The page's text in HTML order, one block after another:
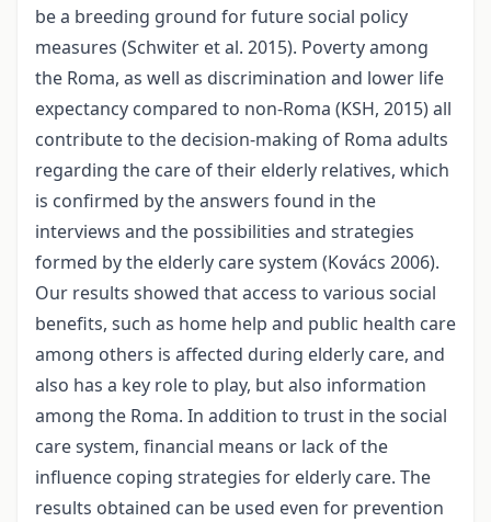
be a breeding ground for future social policy
measures (Schwiter et al. 2015). Poverty among
the Roma, as well as discrimination and lower life
expectancy compared to non-Roma (KSH, 2015) all
contribute to the decision-making of Roma adults
regarding the care of their elderly relatives, which
is confirmed by the answers found in the
interviews and the possibilities and strategies
formed by the elderly care system (Kovács 2006).
Our results showed that access to various social
benefits, such as home help and public health care
among others is affected during elderly care, and
also has a key role to play, but also information
among the Roma. In addition to trust in the social
care system, financial means or lack of the
influence coping strategies for elderly care. The
results obtained can be used even for prevention